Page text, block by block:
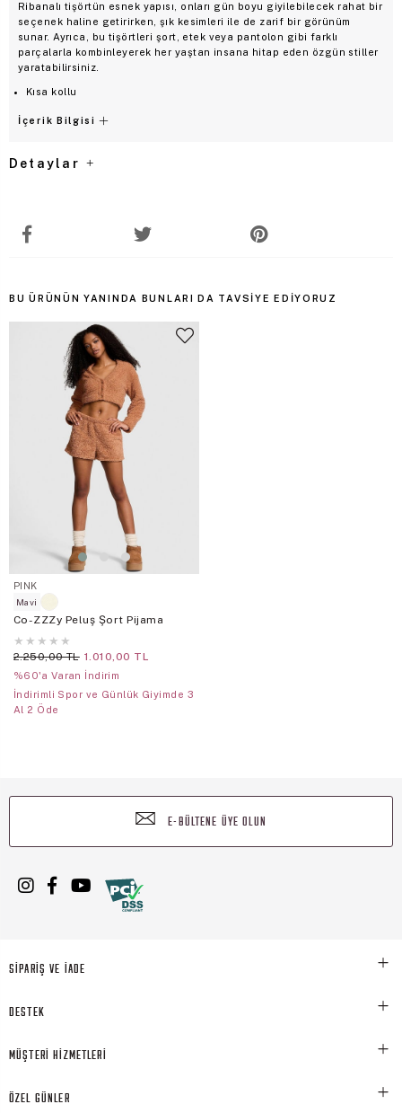
Ribanalı tişörtün esnek yapısı, onları gün boyu giyilebilecek rahat bir
seçenek haline getirirken, şık kesimleri ile de zarif bir görünüm
sunar. Ayrıca, bu tişörtleri şort, etek veya pantolon gibi farklı
parçalarla kombinleyerek her yaştan insana hitap eden özgün stiller
yaratabilirsiniz.
Kısa kollu
İçerik Bilgisi
Detaylar
BU ÜRÜNÜN YANINDA BUNLARI DA TAVSIYE EDIYORUZ
PINK
Mavi
Co-ZZZy Peluş Şort Pijama
★ ★ ★ ★ ★
2.250,00 TL 1.010,00 TL
%60'a Varan İndirim
İndirimli Spor ve Günlük Giyimde 3
Al 2 Öde
E-BÜLTENE ÜYE OLUN
SİPARİŞ VE İADE
DESTEK
MÜŞTERİ HİZMETLERİ
ÖZEL GÜNLER